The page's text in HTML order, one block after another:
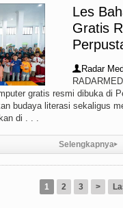
Les
Gratis
👤 Radar
gratis resmi dibuka di
budaya literasi sekaligus
di . . .
Selengkapnya▸
1 2 3 >